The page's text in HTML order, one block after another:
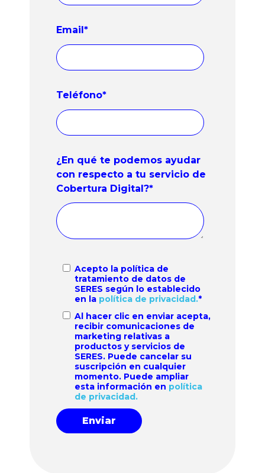
Email *
Teléfono*
¿En qué te podemos ayudar
con respecto a tu servicio de
Cobertura Digital?*
Acepto la política de
tratamiento de datos de
SERES según lo establecido
en la política de privacidad.*
Al hacer clic en enviar acepta,
recibir comunicaciones de
marketing relativas a
productos y servicios de
SERES. Puede cancelar su
suscripción en cualquier
momento. Puede ampliar
esta información en política
de privacidad.